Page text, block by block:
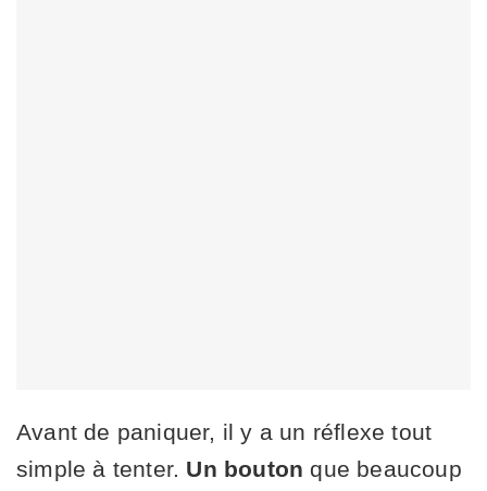
Avant de paniquer, il y a un réflexe tout
simple à tenter. Un bouton que beaucoup